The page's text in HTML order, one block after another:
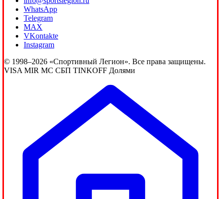
WhatsApp
Telegram
MAX
VKontakte
Instagram
© 1998–2026 «Спортивный Легион». Все права защищены.
VISA MIR MC СБП TINKOFF Долями